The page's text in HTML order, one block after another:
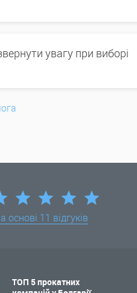
увагу при виборі
основі 11 відгуків
ТОП 5 прокатних